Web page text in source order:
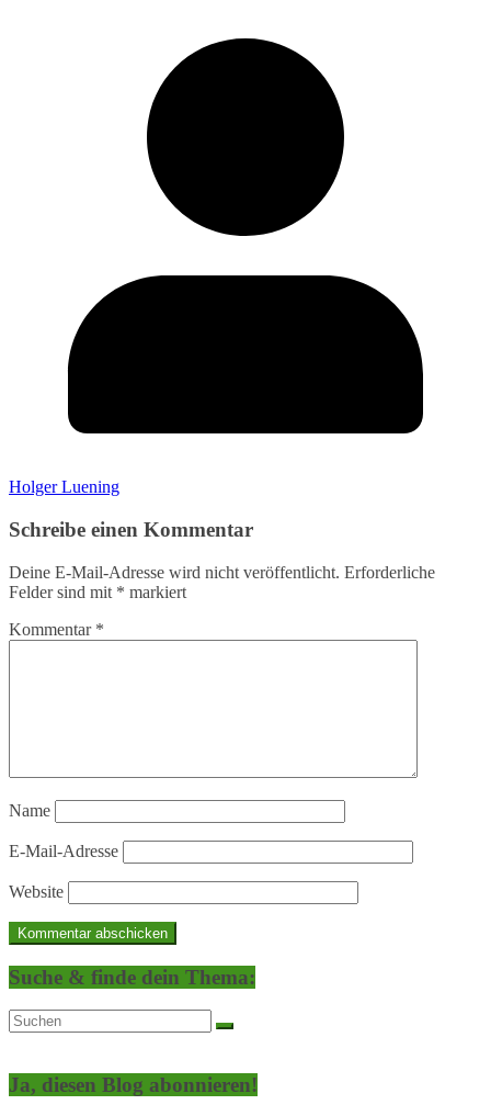
Holger Luening
Schreibe einen Kommentar
Deine E-Mail-Adresse wird nicht veröffentlicht. Erforderliche
Felder sind mit * markiert
Kommentar *
Name
E-Mail-Adresse
Website
Suche & finde dein Thema:
Ja, diesen Blog abonnieren!